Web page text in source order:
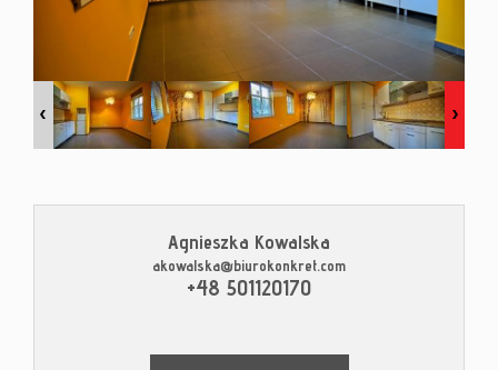
Leaflet © MapTiler©
Agnieszka Kowalska
akowalska@biurokonkret.com
+48 501120170